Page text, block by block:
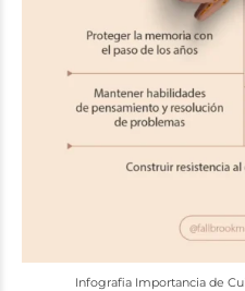
Infografia Importancia de